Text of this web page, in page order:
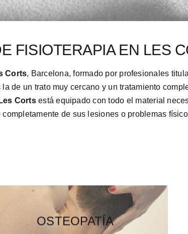
FISIOTERAPIA EN LES
Corts, Barcelona, formado por profesionales
de un trato muy cercano y un tratamiento
Cortsestá equipado con todo el material
completamente de sus lesiones o problemas
FISIOTERAPIA
OSTEOPATÍA